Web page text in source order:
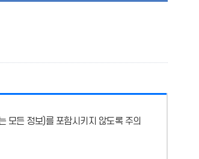
모든 정보)를 포함시키지 않도록 주의